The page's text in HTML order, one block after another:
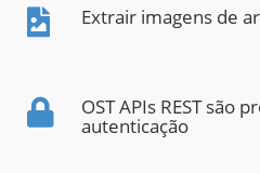
Extrair imagens de
OST APIs REST são
autenticação